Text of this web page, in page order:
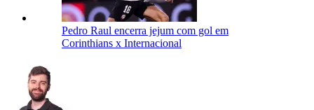
Pedro Raul encerra jejum com gol em
Corinthians x Internacional